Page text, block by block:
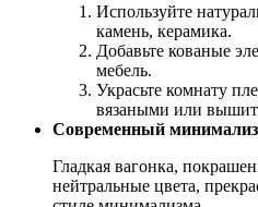
Используйте
камень, керамика.
Добавьте кованые
мебель.
Украсьте комнату
вязаными или
Современный
Гладкая вагонка,
нейтральные цвета,